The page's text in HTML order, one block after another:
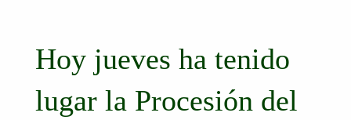
Hoy jueves ha tenido
lugar la Procesión del